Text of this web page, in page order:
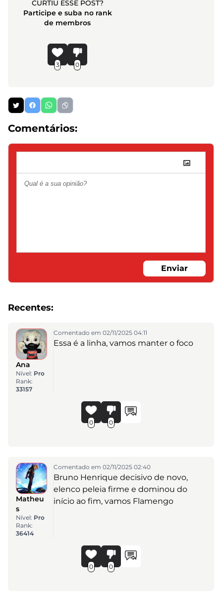
CURTIU ESSE POST?
Participe e suba no rank
de membros
3 0
Comentários:
Enviar
Recentes:
Ana
Nível: Pro
Rank:
33157
Comentado em 02/11/2025 04:11
Essa é a linha, vamos manter o foco
0 0
Matheu
s
Nível: Pro
Rank:
36414
Comentado em 02/11/2025 02:40
Bruno Henrique decisivo de novo,
elenco peleia firme e dominou do
início ao fim, vamos Flamengo
0 0